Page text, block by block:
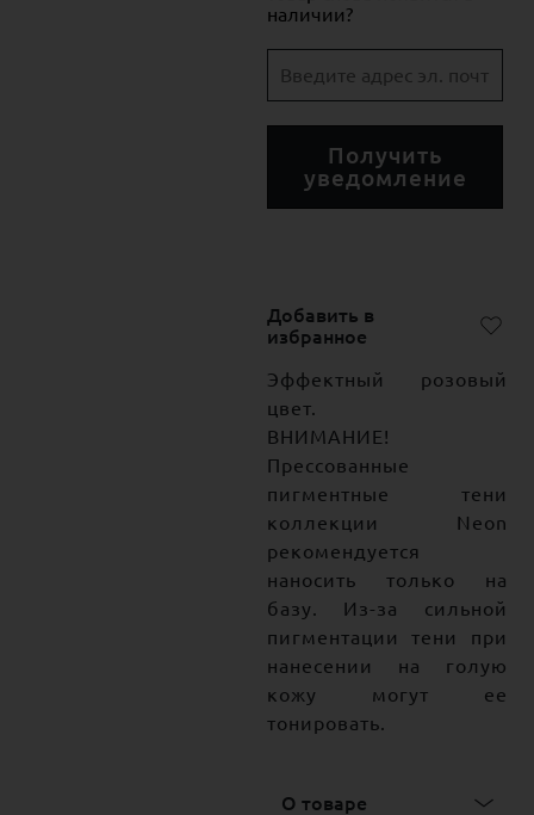
Эффектный розовый
цвет.
ВНИМАНИЕ!
Прессованные
пигментные тени
коллекции Neon
рекомендуется
наносить только на
базу. Из-за сильной
пигментации тени при
нанесении на голую
кожу могут ее
тонировать.
наличии?
Получить
уведомление
Добавить в
избранное
О товаре